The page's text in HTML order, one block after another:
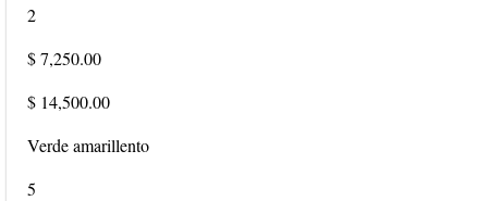
2
$ 7,250.00
$ 14,500.00
Verde amarillento
5